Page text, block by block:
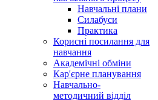
Навчальні плани
Силабуси
Практика
Корисні посилання для
навчання
Академічні обміни
Кар'єрне планування
Навчально-
методичний відділ